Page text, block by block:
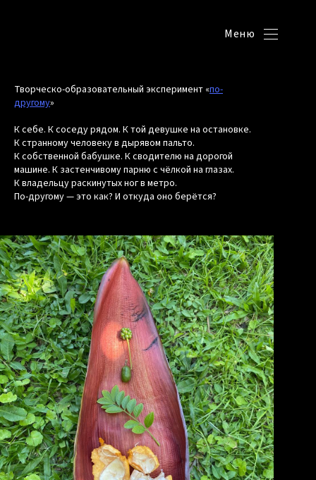
Меню
Творческо-образовательный эксперимент «по-
другому»
К себе. К соседу рядом. К той девушке на остановке.
К странному человеку в дырявом пальто.
К собственной бабушке. К сводителю на дорогой
машине. К застенчивому парню с чёлкой на глазах.
К владельцу раскинутых ног в метро.
По-другому — это как? И откуда оно берётся?